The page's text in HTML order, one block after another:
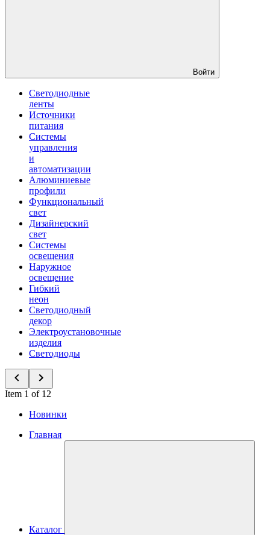
Войти
Светодиодные
ленты
Источники
питания
Системы
управления
и
автоматизации
Алюминиевые
профили
Функциональный
свет
Дизайнерский
свет
Системы
освещения
Наружное
освещение
Гибкий
неон
Светодиодный
декор
Электроустановочные
изделия
Светодиоды
Item 1 of 12
Новинки
Главная
Каталог